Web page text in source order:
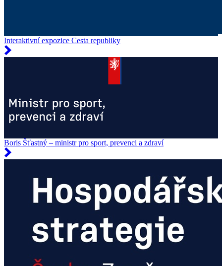
Interaktivní expozice Cesta republiky
Boris Šťastný – ministr pro sport, prevenci a zdraví